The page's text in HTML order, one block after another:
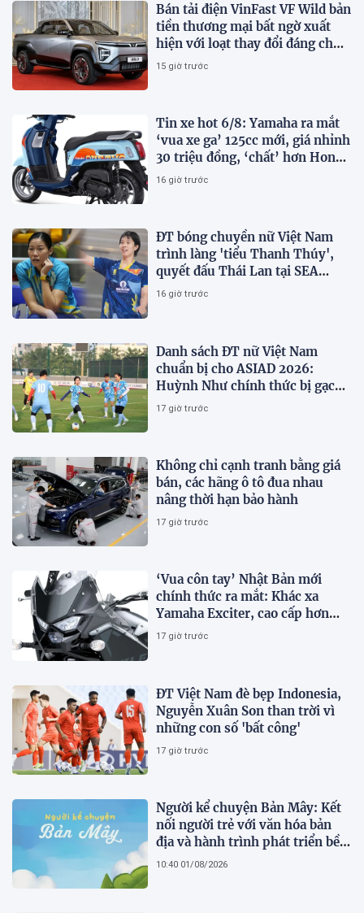
Bán tải điện VinFast VF Wild bản
tiền thương mại bất ngờ xuất
hiện với loạt thay đổi đáng chú
ý
15 giờ trước
Tin xe hot 6/8: Yamaha ra mắt
‘vua xe ga’ 125cc mới, giá nhỉnh
30 triệu đồng, ‘chất’ hơn Honda
Vision và SH Mode
16 giờ trước
ĐT bóng chuyền nữ Việt Nam
trình làng 'tiểu Thanh Thúy',
quyết đấu Thái Lan tại SEA
V.Cup 2026
16 giờ trước
Danh sách ĐT nữ Việt Nam
chuẩn bị cho ASIAD 2026:
Huỳnh Như chính thức bị gạch
tên
17 giờ trước
Không chỉ cạnh tranh bằng giá
bán, các hãng ô tô đua nhau
nâng thời hạn bảo hành
17 giờ trước
‘Vua côn tay’ Nhật Bản mới
chính thức ra mắt: Khác xa
Yamaha Exciter, cao cấp hơn
Honda Winner R, giá rẻ so với
17 giờ trước
ĐT Việt Nam đè bẹp Indonesia,
Nguyễn Xuân Son than trời vì
những con số 'bất công'
17 giờ trước
Người kể chuyện Bản Mây: Kết
nối người trẻ với văn hóa bản
địa và hành trình phát triển bền
vững tại Tả Lèng
10:40 01/08/2026